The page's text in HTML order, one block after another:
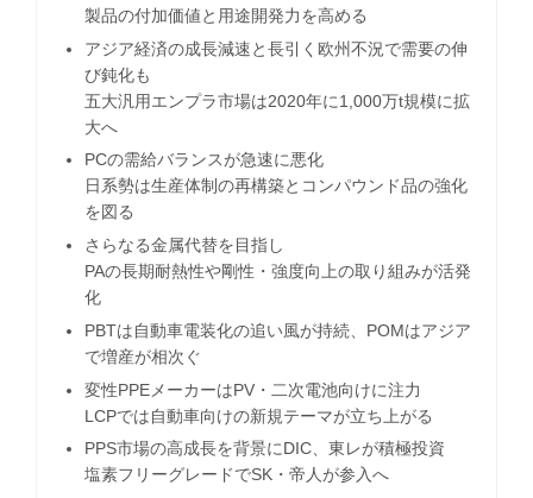
製品の付加価値と用途開発力を高める
アジア経済の成長減速と長引く欧州不況で需要の伸
び鈍化も
五大汎用エンプラ市場は2020年に1,000万t規模に拡
大へ
PCの需給バランスが急速に悪化
日系勢は生産体制の再構築とコンパウンド品の強化
を図る
さらなる金属代替を目指し
PAの長期耐熱性や剛性・強度向上の取り組みが活発
化
PBTは自動車電装化の追い風が持続、POMはアジア
で増産が相次ぐ
変性PPEメーカーはPV・二次電池向けに注力
LCPでは自動車向けの新規テーマが立ち上がる
PPS市場の高成長を背景にDIC、東レが積極投資
塩素フリーグレードでSK・帝人が参入へ